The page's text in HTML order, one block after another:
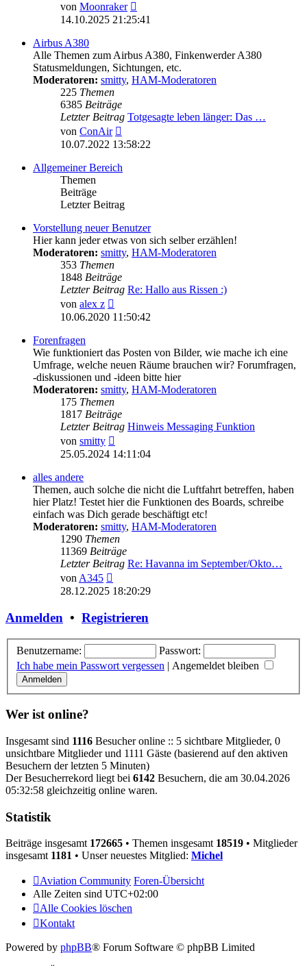
von Moonraker
Beitrag
14.10.2025 21:25:41
Airbus A380
Alle Themen zum Airbus A380, Finkenwerder A380
Statusmeldungen, Sichtungen, etc.
Moderatoren: smitty, HAM-Moderatoren
225 Themen
6385 Beiträge
Letzter Beitrag Totgesagte leben länger: Das …
von ConAir
Beitrag
10.07.2022 13:58:22
Allgemeiner Bereich
Themen
Beiträge
Letzter Beitrag
Vorstellung neuer Benutzer
Hier kann jeder etwas von sich selber erzählen!
Moderatoren: smitty, HAM-Moderatoren
353 Themen
1848 Beiträge
Letzter Beitrag Re: Hallo aus Rissen :)
von alex z
Beitrag
10.06.2020 11:50:42
Forenfragen
Wie funktioniert das Posten von Bilder, wie mache ich eine
Umfrage, welche neuen Räume brauchen wir? Forumfragen,
-diskussionen und -ideen bitte hier
Moderatoren: smitty, HAM-Moderatoren
175 Themen
1817 Beiträge
Letzter Beitrag Hinweis Messaging Funktion
von smitty
Beitrag
25.05.2024 14:11:04
alles andere
Themen, auch solche die nicht die Luftfahrt betreffen, haben
hier Platz! Testet hier die Funktionen des Boards, schreibe
einfach was Dich gerade beschäftigt etc!
Moderatoren: smitty, HAM-Moderatoren
1290 Themen
11369 Beiträge
Letzter Beitrag Re: Havanna im September/Okto…
vonA345
Beitrag
28.12.2025 18:20:29
Anmelden • Registrieren
Benutzername:
Passwort:
Ich habe mein Passwort vergessen | Angemeldet bleiben
Wer ist online?
Insgesamt sind 1116 Besucher online :: 5 sichtbare Mitglieder, 0
unsichtbare Mitglieder und 1111 Gäste (basierend auf den aktiven
Besuchern der letzten 5 Minuten)
Der Besucherrekord liegt bei 6142 Besuchern, die am 30.04.2026
05:32:58 gleichzeitig online waren.
Statistik
Beiträge insgesamt 172665 • Themen insgesamt 18519 • Mitglieder
insgesamt 1181 • Unser neuestes Mitglied: Michel
Aviation Community Foren-Übersicht
Alle Zeiten sind UTC+02:00
Alle Cookies löschen
Kontakt
Powered by phpBB® Forum Software © phpBB Limited